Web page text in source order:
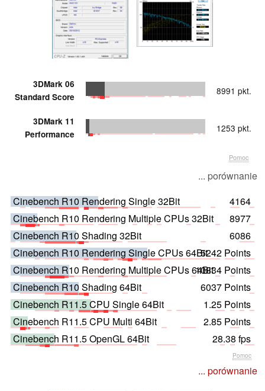
3DMark 06
Standard Score
8991 pkt.
3DMark 11
Performance
1253 pkt.
Pomoc
... porównanie
Cinebench R10 Rendering Single 32Bit
4164
Cinebench R10 Rendering Multiple CPUs 32Bit
8977
Cinebench R10 Shading 32Bit
6086
Cinebench R10 Rendering Single CPUs 64Bit5242 Points
Cinebench R10 Rendering Multiple CPUs 64Bit10834 Points
Cinebench R10 Shading 64Bit
6037 Points
Cinebench R11.5 CPU Single 64Bit
1.25 Points
Cinebench R11.5 CPU Multi 64Bit
2.85 Points
Cinebench R11.5 OpenGL 64Bit
28.38 fps
Pomoc
... porównanie